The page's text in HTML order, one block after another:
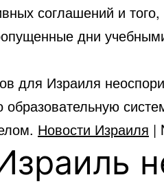
соглашений и
дни
для Израиля
образовательную
Новости Израиля |